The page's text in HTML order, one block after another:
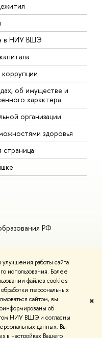
работы сайта
использования. Более
файлов cookies
персональных
сайтом, вы
об
НИУ ВШЭ и согласны
данных. Вы
в настройках Вашего
✖
в НИУ ВШЭ
об имуществе и
характера
организации
здоровья
страница
РФ
Условия
вШколе дизайна НИУ